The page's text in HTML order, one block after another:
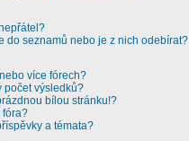
do seznamů nebo je z nich odebírat?
více fórech?
počet výsledků?
bílou stránku!?
fóra?
a témata?